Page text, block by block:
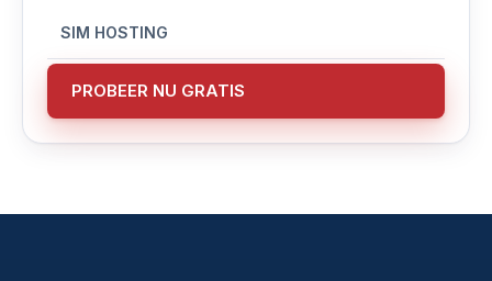
SIM HOSTING
PROBEER NU GRATIS